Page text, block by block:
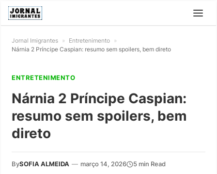
Jornal Imigrantes » Entretenimento »
Nárnia 2 Príncipe Caspian: resumo sem spoilers, bem direto
ENTRETENIMENTO
Nárnia 2 Príncipe Caspian:
resumo sem spoilers, bem
direto
BySOFIA ALMEIDA — março 14, 2026 5 min Read